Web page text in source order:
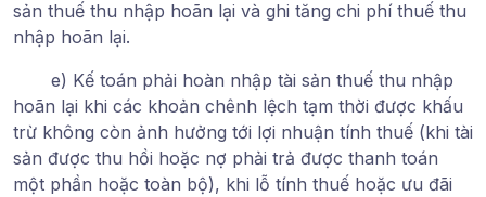
sản thuế thu nhập hoãn lại và ghi tăng chi phí thuế thu
nhập hoãn lại.
e) Kế toán phải hoàn nhập tài sản thuế thu nhập
hoãn lại khi các khoản chênh lệch tạm thời được khấu
trừ không còn ảnh hưởng tới lợi nhuận tính thuế (khi tài
sản được thu hồi hoặc nợ phải trả được thanh toán
một phần hoặc toàn bộ), khi lỗ tính thuế hoặc ưu đãi